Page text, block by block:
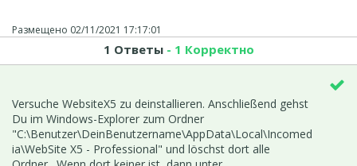
Размещено 02/11/2021 17:17:01
1 Ответы- 1 Корректно
Versuche WebsiteX5 zu deinstallieren. Anschließend gehst
Du im Windows-Explorer zum Ordner
"C:\Benutzer\DeinBenutzername\AppData\Local\Incomed
ia\WebSite X5 - Professional" und löschst dort alle